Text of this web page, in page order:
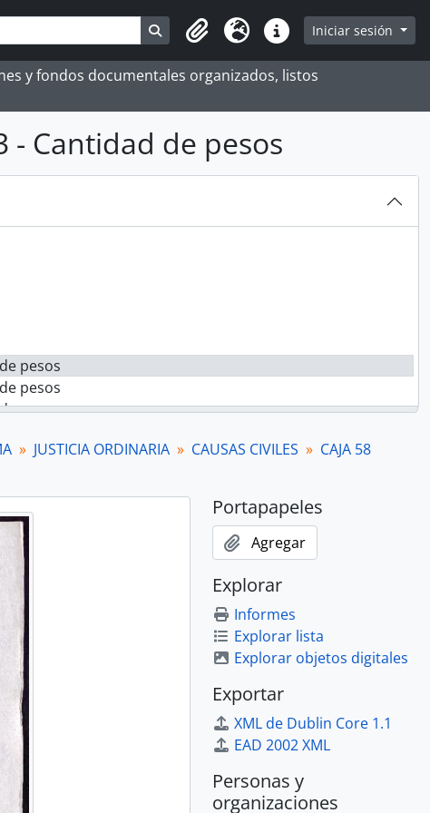
Search in browse page
Portapapeles
Idioma Enlaces rápidos
Iniciar sesión
y fondos documentales organizados, listos
Cantidad de pesos
pesos
pesos
pesos
acreedores
acreedores
de testamento
acreedores
de escritura
acreedores
pesos
pesos
libertad
de filiación
de testamento
de testamento
de testamento
JUSTICIA ORDINARIA CAUSAS CIVILES
CAJA 58
Portapapeles
Agregar
Explorar
Informes
Explorar lista
Explorar objetos digitales
Exportar
XML de Dublin Core 1.1
EAD 2002 XML
Personas y
organizaciones